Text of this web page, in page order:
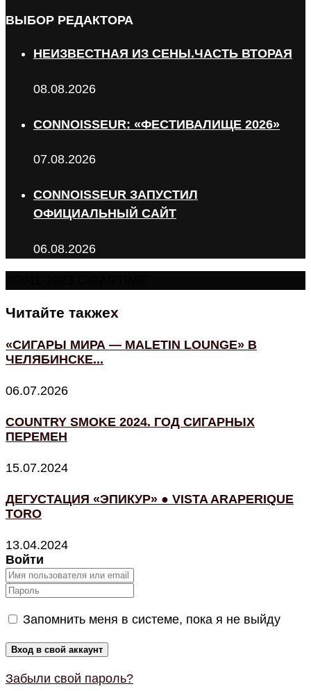
ВЫБОР РЕДАКТОРА
НЕИЗВЕСТНАЯ ИЗ СЕНЫ.ЧАСТЬ ВТОРАЯ
08.08.2026
CONNOISSEUR: «ФЕСТИВАЛИЩЕ 2026»
07.08.2026
CONNOISSEUR ЗАПУСТИЛ
ОФИЦИАЛЬНЫЙ САЙТ
06.08.2026
Читайте такжеx
«СИГАРЫ МИРА — MALETIN LOUNGE» В
ЧЕЛЯБИНСКЕ...
06.07.2026
COUNTRY SMOKE 2024. ГОД СИГАРНЫХ
ПЕРЕМЕН
15.07.2024
ДЕГУСТАЦИЯ «ЭПИКУР» ● VISTA ARAPERIQUE
TORO
13.04.2024
Войти
Запомнить меня в системе, пока я не выйду
Забыли свой пароль?